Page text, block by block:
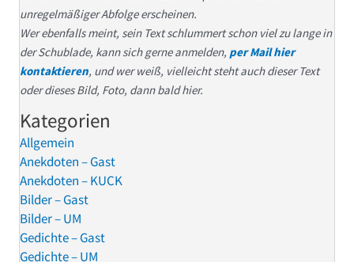
unregelmäßiger Abfolge erscheinen.
Wer ebenfalls meint, sein Text schlummert schon viel zu lange in
der Schublade, kann sich gerne anmelden, per Mail hier
kontaktieren, und wer weiß, vielleicht steht auch dieser Text
oder dieses Bild, Foto, dann bald hier.
Kategorien
Allgemein
Anekdoten – Gast
Anekdoten – KUCK
Bilder – Gast
Bilder – UM
Gedichte – Gast
Gedichte – UM